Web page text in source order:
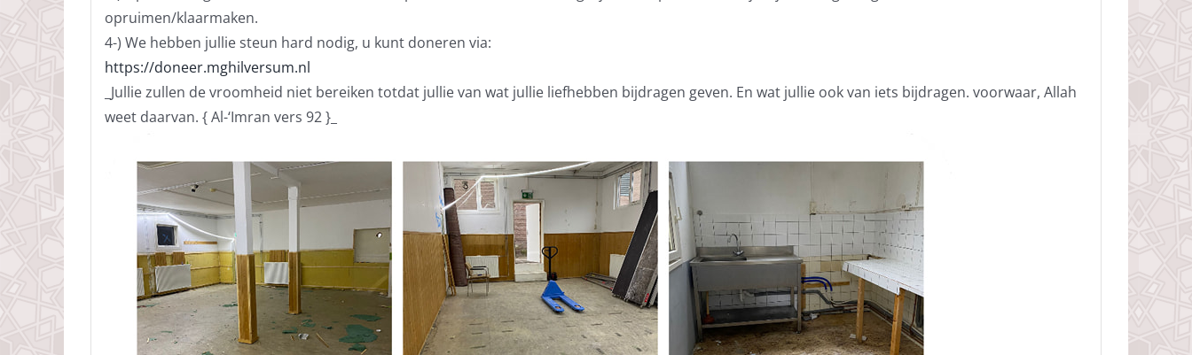
opruimen/klaarmaken.
4-) We hebben jullie steun hard nodig, u kunt doneren via:
https://doneer.mghilversum.nl
_Jullie zullen de vroomheid niet bereiken totdat jullie van wat jullie liefhebben bijdragen geven. En wat jullie ook van iets bijdragen. voorwaar, Allah
weet daarvan. { Al-‘Imran vers 92 }_